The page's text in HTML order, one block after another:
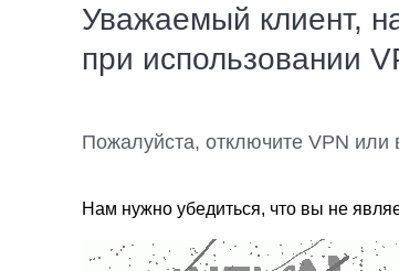
Уважаемый клиент,
при использовании
Пожалуйста, отключите VPN или
Нам нужно убедиться, что вы не